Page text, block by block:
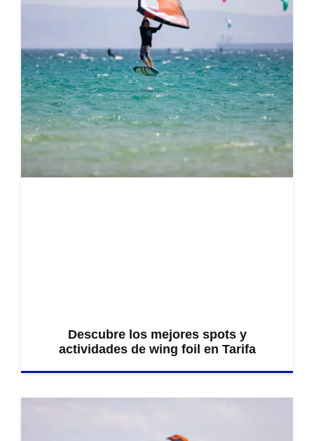
Descubre los mejores spots y
actividades de wing foil en Tarifa